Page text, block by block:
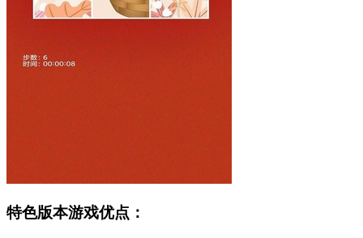
特色版本游戏优点：